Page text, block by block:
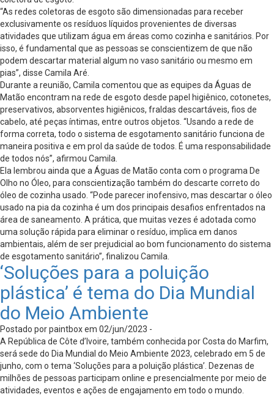
“As redes coletoras de esgoto são dimensionadas para receber
exclusivamente os resíduos líquidos provenientes de diversas
atividades que utilizam água em áreas como cozinha e sanitários. Por
isso, é fundamental que as pessoas se conscientizem de que não
podem descartar material algum no vaso sanitário ou mesmo em
pias”, disse Camila Aré.
Durante a reunião, Camila comentou que as equipes da Águas de
Matão encontram na rede de esgoto desde papel higiênico, cotonetes,
preservativos, absorventes higiênicos, fraldas descartáveis, fios de
cabelo, até peças íntimas, entre outros objetos. “Usando a rede de
forma correta, todo o sistema de esgotamento sanitário funciona de
maneira positiva e em prol da saúde de todos. É uma responsabilidade
de todos nós”, afirmou Camila.
Ela lembrou ainda que a Águas de Matão conta com o programa De
Olho no Óleo, para conscientização também do descarte correto do
óleo de cozinha usado. “Pode parecer inofensivo, mas descartar o óleo
usado na pia da cozinha é um dos principais desafios enfrentados na
área de saneamento. A prática, que muitas vezes é adotada como
uma solução rápida para eliminar o resíduo, implica em danos
ambientais, além de ser prejudicial ao bom funcionamento do sistema
de esgotamento sanitário”, finalizou Camila.
‘Soluções para a poluição
plástica’ é tema do Dia Mundial
do Meio Ambiente
Postado por paintbox em 02/jun/2023 -
A República de Côte d’Ivoire, também conhecida por Costa do Marfim,
será sede do Dia Mundial do Meio Ambiente 2023, celebrado em 5 de
junho, com o tema ‘Soluções para a poluição plástica’. Dezenas de
milhões de pessoas participam online e presencialmente por meio de
atividades, eventos e ações de engajamento em todo o mundo.